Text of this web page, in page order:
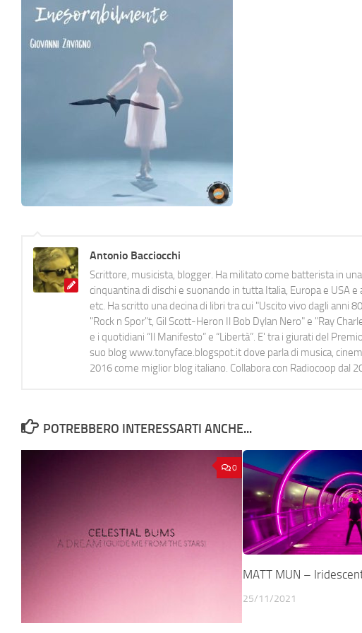
Antonio Bacciocchi
Scrittore, musicista, blogger. Ha militato come batterista in
cinquantina di dischi e suonando in tutta Italia, Europa e USA
etc. Ha scritto una decina di libri tra cui "Uscito vivo dagli anni
"Rock n Spor"t, Gil Scott-Heron Il Bob Dylan Nero" e "Ray
e i quotidiani “Il Manifesto” e “Libertà”. E' tra i giurati del
suo blog www.tonyface.blogspot.it dove parla di musica,
2016 come miglior blog italiano. Collabora con Radiocoop dal
POTREBBERO INTERESSARTI ANCHE...
0
MATT MUN –
25/11/2021